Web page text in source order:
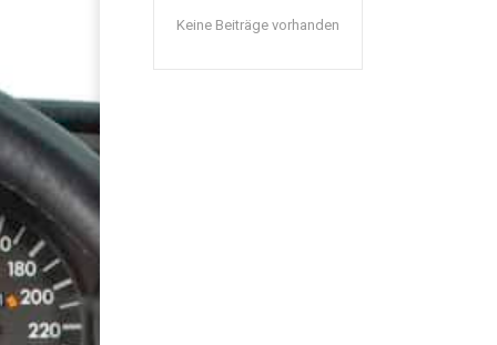
Keine Beiträge vorhanden